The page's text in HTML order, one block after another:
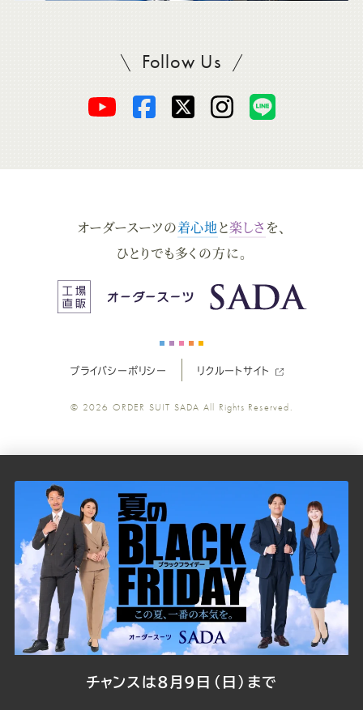
Follow UsSADAをフォロー
オ
ー
ス
ツ
の
公
式
Youtube
オ
ー
ス
ー
の
公
式
Facebook
オ
ー
ス
ー
ツ
の
公
式
Twitter
オ
ー
ス
ツ
の
公
式
ス
ツ
の
公
式
LINE
オーダースーツの着心地と楽しさ を、
ひとりでも多くの方に。
プライバシーポリシー リクルートサイト
© 2026 ORDER SUIT SADA All Rights Reserved.
チャンスは8月9日（日）まで